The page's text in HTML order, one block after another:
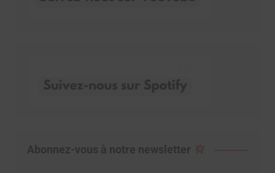
Abonnez-vous à notre newsletter